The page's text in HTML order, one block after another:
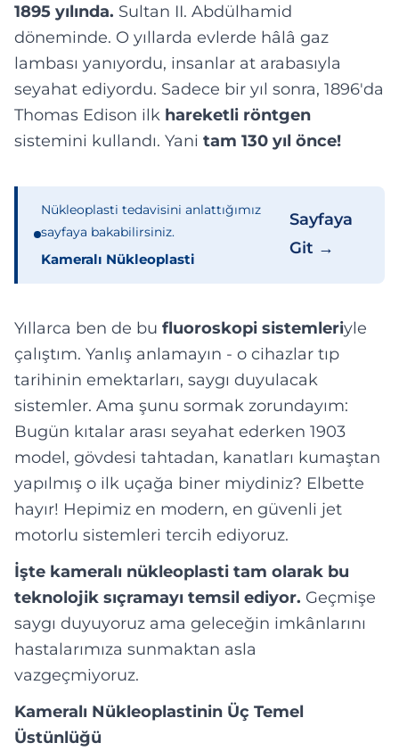
1895 yılında. Sultan II. Abdülhamid
döneminde. O yıllarda evlerde hâlâ gaz
lambası yanıyordu, insanlar at arabasıyla
seyahat ediyordu. Sadece bir yıl sonra, 1896'da
Thomas Edison ilk hareketli röntgen
sistemini kullandı. Yani tam 130 yıl önce!
Nükleoplasti tedavisini anlattığımız
sayfaya bakabilirsiniz.
Kameralı Nükleoplasti
Sayfaya
Git →
Yıllarca ben de bu fluoroskopi sistemleriyle
çalıştım. Yanlış anlamayın - o cihazlar tıp
tarihinin emektarları, saygı duyulacak
sistemler. Ama şunu sormak zorundayım:
Bugün kıtalar arası seyahat ederken 1903
model, gövdesi tahtadan, kanatları kumaştan
yapılmış o ilk uçağa biner miydiniz? Elbette
hayır! Hepimiz en modern, en güvenli jet
motorlu sistemleri tercih ediyoruz.
İşte kameralı nükleoplasti tam olarak bu
teknolojik sıçramayı temsil ediyor. Geçmişe
saygı duyuyoruz ama geleceğin imkânlarını
hastalarımıza sunmaktan asla
vazgeçmiyoruz.
Kameralı Nükleoplastinin Üç Temel
Üstünlüğü